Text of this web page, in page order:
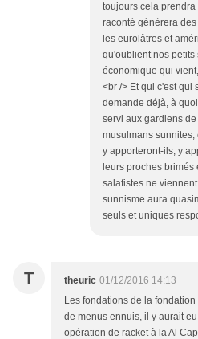
toujours cela prendra
raconté génèrera
les eurolâtres et
qu'oublient nos petits
économique qui
<br /> Et qui c'est qui
demande déjà, à
servi aux gardiens
musulmans sunnites,
y apporteront-ils, y
leurs proches brimés
salafistes ne
sunnisme aura
seuls et uniques
T theuric 01/12/2016 14:13
Les fondations de la
de menus ennuis, il y aurait
opération de racket à la Al